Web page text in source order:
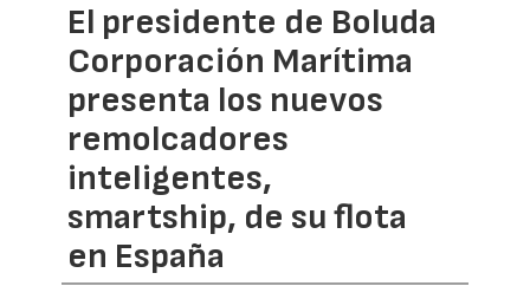
El presidente de Boluda
Corporación Marítima
presenta los nuevos
remolcadores
inteligentes,
smartship, de su flota
en España